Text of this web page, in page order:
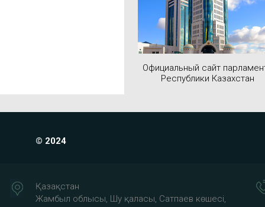
Официальный сайт
Республики Казахстан
© 2024
Қазақстан
Жамбыл облысы, Шу қаласы, Сатпаев көшесі,